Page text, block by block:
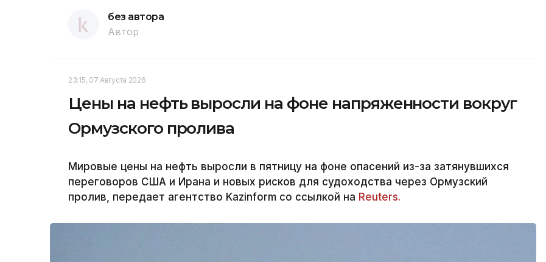
без автора
Автор
23:15, 07 Августа 2026
Цены на нефть выросли на фоне напряженности вокруг
Ормузского пролива
Мировые цены на нефть выросли в пятницу на фоне опасений из-за затянувшихся
переговоров США и Ирана и новых рисков для судоходства через Ормузский
пролив, передает агентство Kazinform со ссылкой на Reuters.